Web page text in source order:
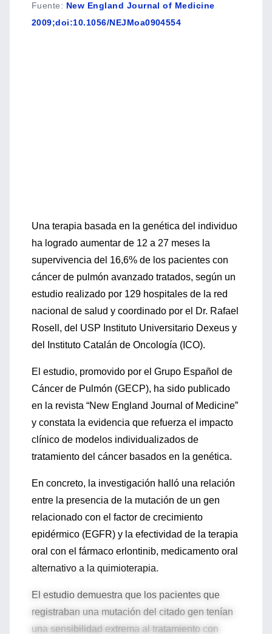
Fuente: New England Journal of Medicine
2009;doi:10.1056/NEJMoa0904554
Una terapia basada en la genética del individuo
ha logrado aumentar de 12 a 27 meses la
supervivencia del 16,6% de los pacientes con
cáncer de pulmón avanzado tratados, según un
estudio realizado por 129 hospitales de la red
nacional de salud y coordinado por el Dr. Rafael
Rosell, del USP Instituto Universitario Dexeus y
del Instituto Catalán de Oncología (ICO).
El estudio, promovido por el Grupo Español de
Cáncer de Pulmón (GECP), ha sido publicado
en la revista “New England Journal of Medicine”
y constata la evidencia que refuerza el impacto
clínico de modelos individualizados de
tratamiento del cáncer basados en la genética.
En concreto, la investigación halló una relación
entre la presencia de la mutación de un gen
relacionado con el factor de crecimiento
epidérmico (EGFR) y la efectividad de la terapia
oral con el fármaco erlontinib, medicamento oral
alternativo a la quimioterapia.
El estudio demuestra que los pacientes que
registraban una mutación del citado gen tenían
una sensibilidad extrema al tratamiento con